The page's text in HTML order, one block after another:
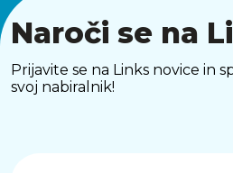
Naroči se na
Prijavite se na Links novice in
svoj nabiralnik!